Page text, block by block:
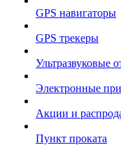
GPS навигаторы
GPS трекеры
Ультразвуковые
Электронные
Акции и
Пункт проката